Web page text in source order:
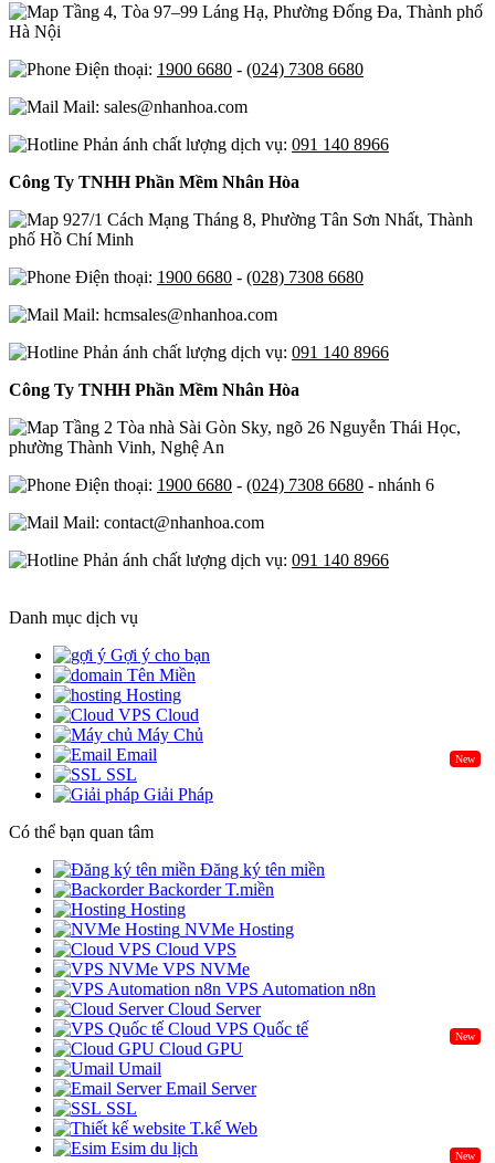
Tầng 4, Tòa 97–99 Láng Hạ, Phường Đống Đa, Thành phố
Hà Nội
Điện thoại: 1900 6680 - (024) 7308 6680
Mail: sales@nhanhoa.com
Phản ánh chất lượng dịch vụ: 091 140 8966
Công Ty TNHH Phần Mềm Nhân Hòa
927/1 Cách Mạng Tháng 8, Phường Tân Sơn Nhất, Thành
phố Hồ Chí Minh
Điện thoại: 1900 6680 - (028) 7308 6680
Mail: hcmsales@nhanhoa.com
Phản ánh chất lượng dịch vụ: 091 140 8966
Công Ty TNHH Phần Mềm Nhân Hòa
Tầng 2 Tòa nhà Sài Gòn Sky, ngõ 26 Nguyễn Thái Học,
phường Thành Vinh, Nghệ An
Điện thoại: 1900 6680 - (024) 7308 6680 - nhánh 6
Mail: contact@nhanhoa.com
Phản ánh chất lượng dịch vụ: 091 140 8966
Danh mục dịch vụ
Gợi ý cho bạn
Tên Miền
Hosting
Cloud
Máy Chủ
New
Email
SSL
Giải Pháp
Có thể bạn quan tâm
Đăng ký tên miền
Backorder T.miền
Hosting
NVMe Hosting
Cloud VPS
VPS NVMe
VPS Automation n8n
Cloud Server
Cloud VPS Quốc tế
New
Cloud GPU
Umail
Email Server
SSL
T.kế Web
Esim du lịch
New